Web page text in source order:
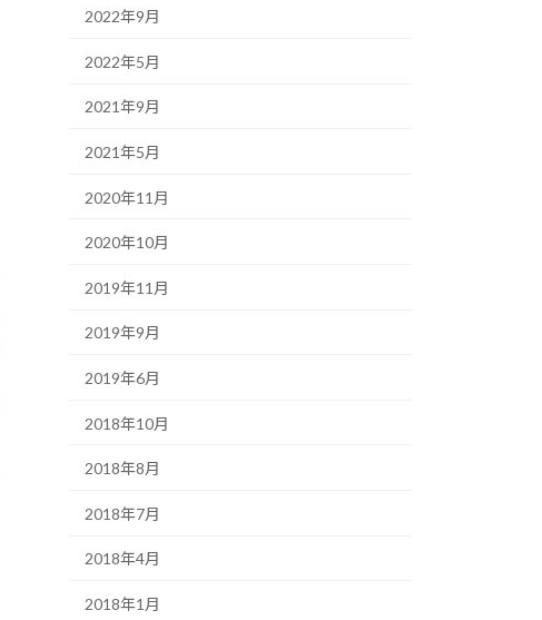
2022年9月
2022年5月
2021年9月
2021年5月
2020年11月
2020年10月
2019年11月
2019年9月
2019年6月
2018年10月
2018年8月
2018年7月
2018年4月
2018年1月